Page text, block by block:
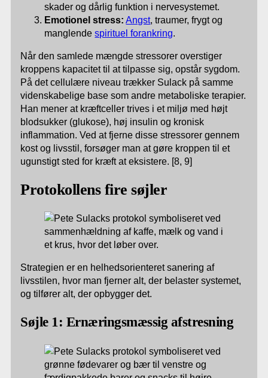
skader og dårlig funktion i nervesystemet.
Emotionel stress: Angst, traumer, frygt og
manglendespirituel forankring.
Når den samlede mængde stressorer overstiger
kroppens kapacitet til at tilpasse sig, opstår sygdom.
På det cellulære niveau trækker Sulack på samme
videnskabelige base som andre metaboliske terapier.
Han mener at kræftceller trives i et miljø med højt
blodsukker (glukose), høj insulin og kronisk
inflammation. Ved at fjerne disse stressorer gennem
kost og livsstil, forsøger man at gøre kroppen til et
ugunstigt sted for kræft at eksistere. [8, 9]
Protokollens fire søjler
Strategien er en helhedsorienteret sanering af
livsstilen, hvor man fjerner alt, der belaster systemet,
og tilfører alt, der opbygger det.
Søjle 1: Ernæringsmæssig afstresning